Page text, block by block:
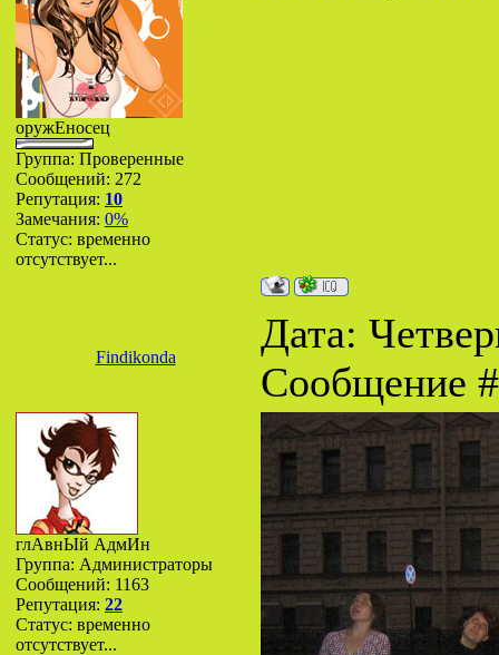
оружЕносец
Группа: Проверенные
Сообщений: 272
Репутация: 10
Замечания: 0%
Статус: временно
отсутствует...
Findikonda
Дата:
Сообщение
глАвнЫй АдмИн
Группа: Администраторы
Сообщений: 1163
Репутация: 22
Статус: временно
отсутствует...